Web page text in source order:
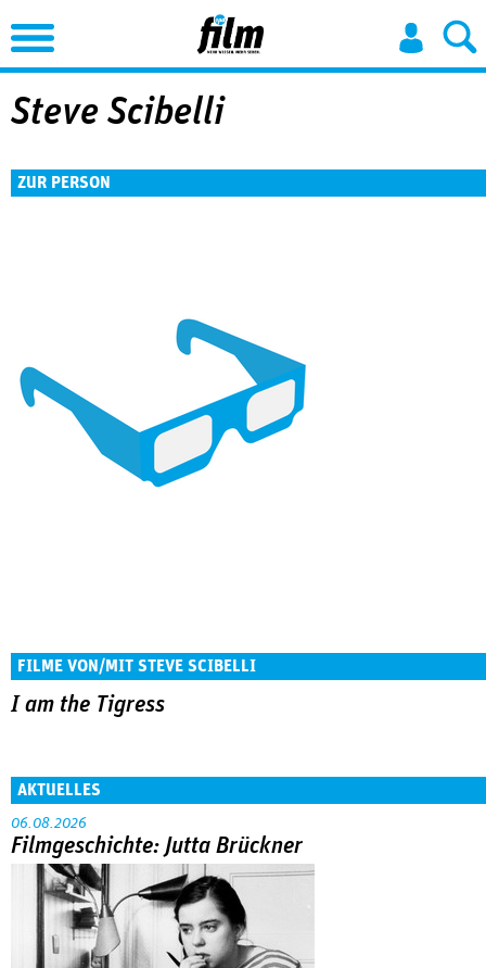
Jump to Navigation
Steve Scibelli
ZUR PERSON
FILME VON/MIT STEVE SCIBELLI
I am the Tigress
AKTUELLES
06.08.2026
Filmgeschichte: Jutta Brückner